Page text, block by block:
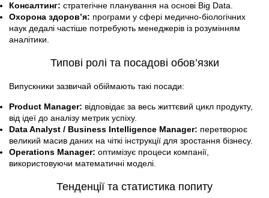
Консалтинг: стратегічне планування на основі Big Data.
Охорона здоров’я: програми у сфері медично-біологічних
наук дедалі частіше потребують менеджерів із розумінням
аналітики.
Типові ролі та посадові обов’язки
Випускники зазвичай обіймають такі посади:
Product Manager: відповідає за весь життєвий цикл продукту,
від ідеї до аналізу метрик успіху.
Data Analyst / Business Intelligence Manager: перетворює
великий масив даних на чіткі інструкції для зростання бізнесу.
Operations Manager: оптимізує процеси компанії,
використовуючи математичні моделі.
Тенденції та статистика попиту